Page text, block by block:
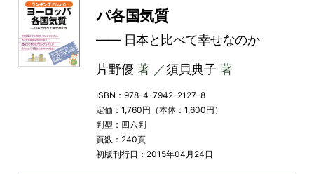
パ各国気質
―― 日本と比べて幸せなのか
片野優 著 ／須貝典子 著
ISBN：978-4-7942-2127-8
定価：1,760円（本体：1,600円）
判型：四六判
頁数：240頁
初版刊行日：2015年04月24日